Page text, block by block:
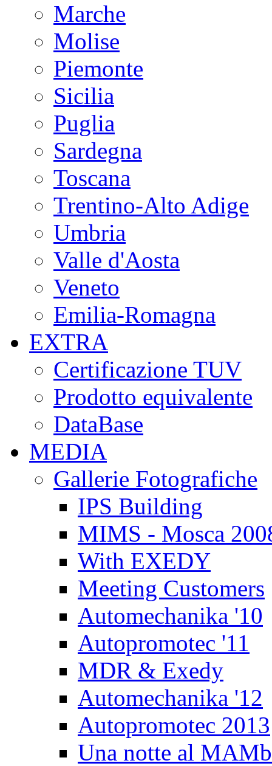
Marche
Molise
Piemonte
Sicilia
Puglia
Sardegna
Toscana
Trentino-Alto Adige
Umbria
Valle d'Aosta
Veneto
Emilia-Romagna
EXTRA
Certificazione TUV
Prodotto equivalente
DataBase
MEDIA
Gallerie Fotografiche
IPS Building
MIMS - Mosca
With EXEDY
Meeting Customers
Automechanika '10
Autopromotec '11
MDR & Exedy
Automechanika '12
Autopromotec 2013
Una notte al